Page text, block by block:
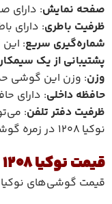
صفحه نمایش: دارای
ظرفیت باطری: دارای
شماره‌گیری سریع:
پشتیبانی از یک
وزن: وزن این گوشی
حافظه داخلی: دارای
ظرفیت دفتر تلفن:
نوکیا 1208 در زمره گوشی‌های ساده قرار می‌گیرد و عملکرد خوبی را از خود نشان داده است. همچنین، از دیگر ویژگی‌های این گوشی می‌توان به پورت هدست و شارژر اشاره کرد.
قیمت نوکیا 1208
قیمت گوشی‌های نوکیا